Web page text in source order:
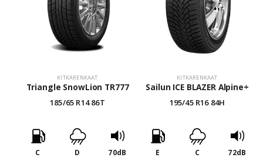
KITKARENKAAT
Triangle SnowLion TR777
185/65 R14 86T
C D 70dB
KITKARENKAAT
Sailun ICE BLAZER Alpine+
195/45 R16 84H
E C 72dB